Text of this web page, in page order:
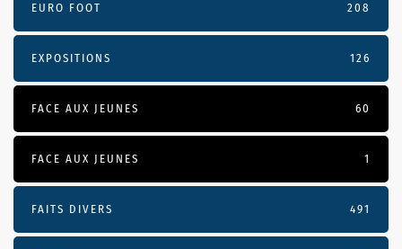
EURO FOOT 208
EXPOSITIONS 126
FACE AUX JEUNES 60
FACE AUX JEUNES 1
FAITS DIVERS 491